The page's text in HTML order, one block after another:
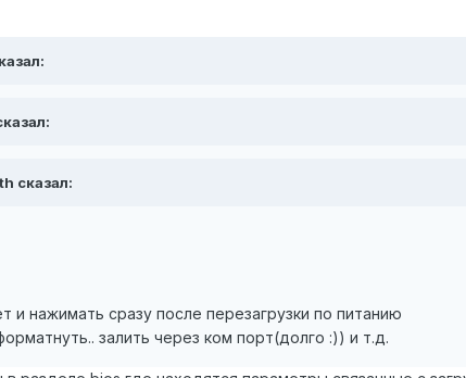
сказал:
и нажимать сразу после перезагрузки по питанию
залить через ком порт(долго :)) и т.д.